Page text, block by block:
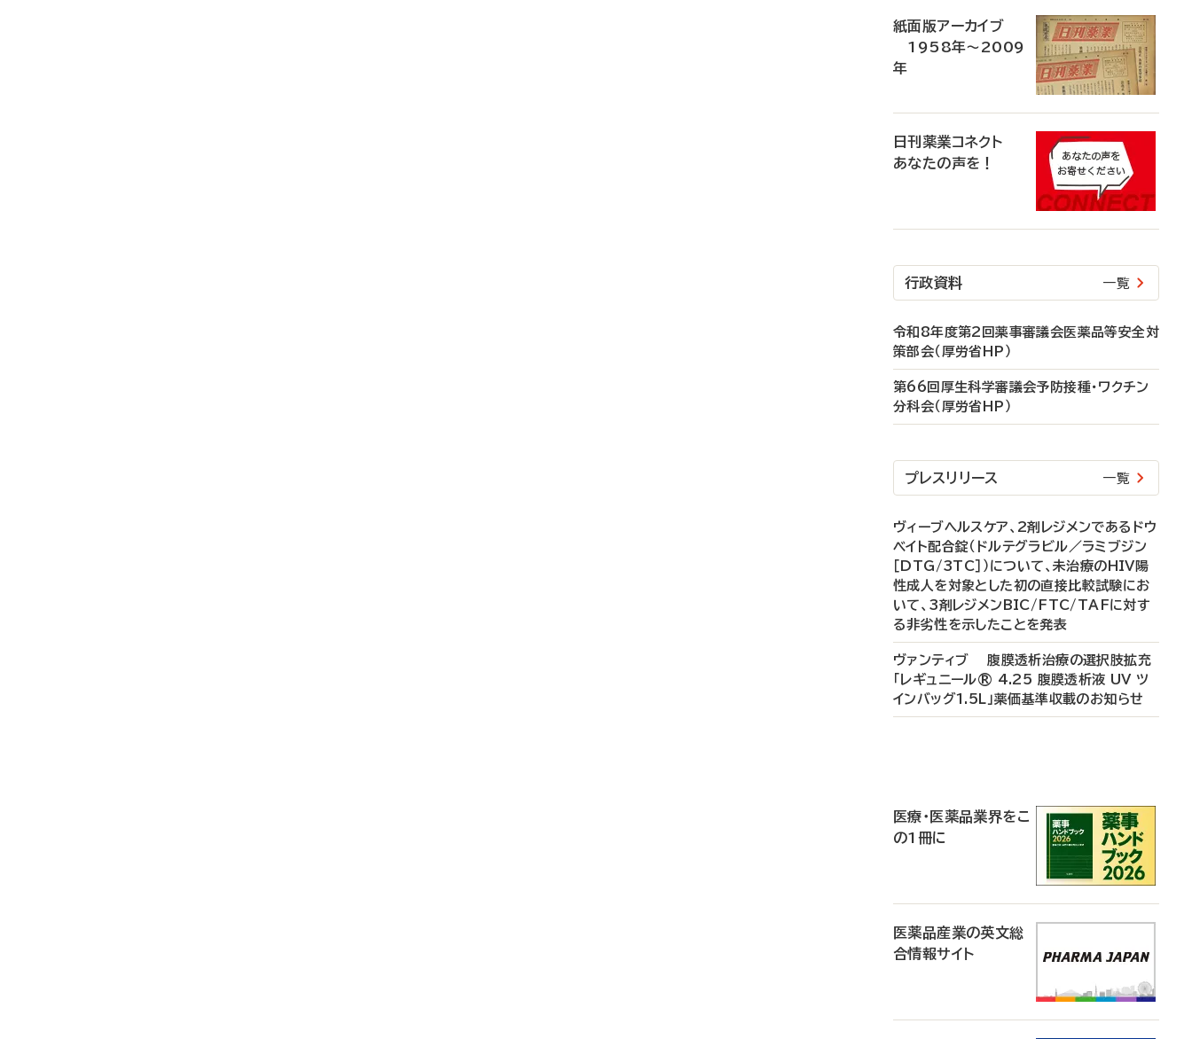
紙面版アーカイブ
1958年～2009
年
日刊薬業コネクト
あなたの声を！
行政資料 一覧
令和8年度第2回薬事審議会医薬品等安全対
策部会（厚労省HP）
第66回厚生科学審議会予防接種・ワクチン
分科会（厚労省HP）
プレスリリース 一覧
ヴィーブヘルスケア、2剤レジメンであるドウ
ベイト配合錠（ドルテグラビル／ラミブジン
［DTG/3TC］）について、未治療のHIV陽
性成人を対象とした初の直接比較試験にお
いて、3剤レジメンBIC/FTC/TAFに対す
る非劣性を示したことを発表
ヴァンティブ 腹膜透析治療の選択肢拡充
「レギュニール® 4.25 腹膜透析液 UV ツ
インバッグ1.5L」薬価基準収載のお知らせ
医療・医薬品業界をこ
の1冊に
医薬品産業の英文総
合情報サイト